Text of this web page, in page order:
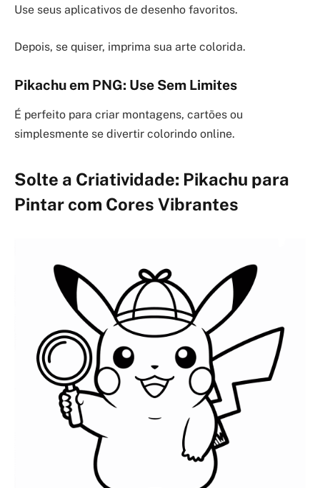
Use seus aplicativos de desenho favoritos.
Depois, se quiser, imprima sua arte colorida.
Pikachu em PNG: Use Sem Limites
É perfeito para criar montagens, cartões ou
simplesmente se divertir colorindo online.
Solte a Criatividade: Pikachu para
Pintar com Cores Vibrantes